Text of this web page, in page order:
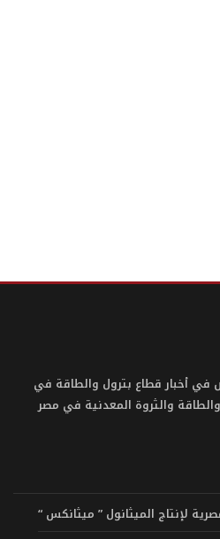
أخبار قطاع بترول والطاقة في
والثروة المعدنية في مصر
لإنتاج الميثانول ” ميثانكس “